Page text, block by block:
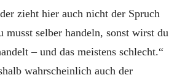
zieht hier auch nicht der Spruch
musst selber handeln, sonst wirst du
– und das meistens schlecht.“
wahrscheinlich auch der